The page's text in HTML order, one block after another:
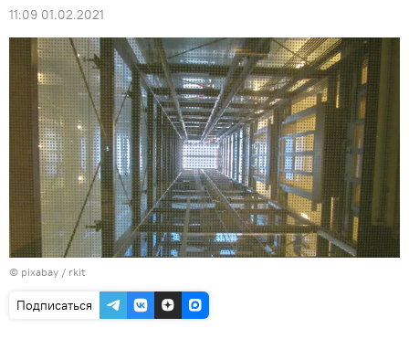
11:09 01.02.2021
© pixabay / rkit
Подписаться